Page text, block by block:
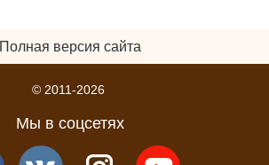
Полная версия сайта
© 2011-2026
Мы в соцсетях